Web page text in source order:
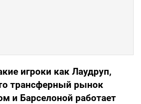
игроки как Лаудруп,
трансферный рынок
и Барселоной работает